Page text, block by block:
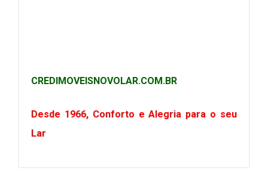
CREDIMOVEISNOVOLAR.COM.BR
Desde 1966, Conforto e Alegria para o seu
Lar